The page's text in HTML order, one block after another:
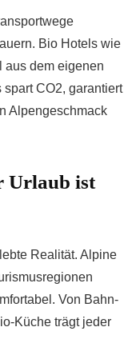
Bio Hotels wie
aus dem eigenen
spart CO2, garantiert
Alpengeschmack
Urlaub ist
Realität. Alpine
Von Bahn-
Küche trägt jeder